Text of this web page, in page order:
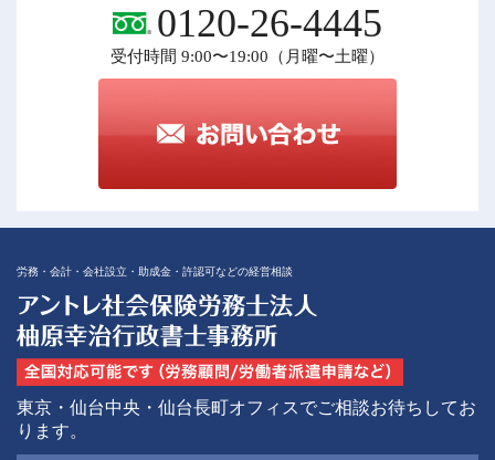
0120-26-4445
受付時間 9:00〜19:00（月曜〜土曜）
労務・会計・会社設立・助成金・許認可などの経営相談
東京・仙台中央・仙台長町オフィスでご相談お待ちしてお
ります。